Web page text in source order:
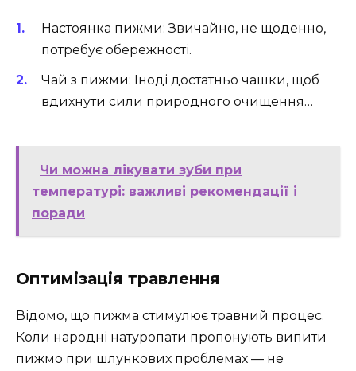
Настоянка пижми: Звичайно, не щоденно,
потребує обережності.
Чай з пижми: Іноді достатньо чашки, щоб
вдихнути сили природного очищення…
Чи можна лікувати зуби при
температурі: важливі рекомендації і
поради
Оптимізація травлення
Відомо, що пижма стимулює травний процес.
Коли народні натуропати пропонують випити
пижмо при шлункових проблемах — не